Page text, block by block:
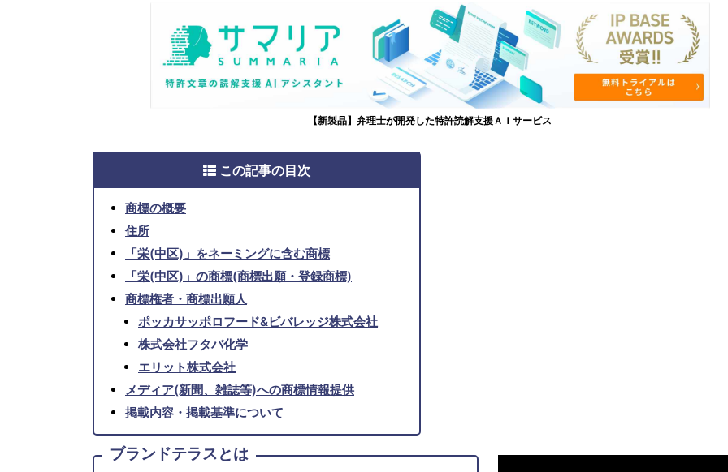
【新製品】弁理士が開発した特許読解支援ＡＩサービス
この記事の目次
商標の概要
住所
「栄(中区)」をネーミングに含む商標
「栄(中区)」の商標(商標出願・登録商標)
商標権者・商標出願人
ポッカサッポロフード&ビバレッジ株式会社
株式会社フタバ化学
エリット株式会社
メディア(新聞、雑誌等)への商標情報提供
掲載内容・掲載基準について
ブランドテラスとは